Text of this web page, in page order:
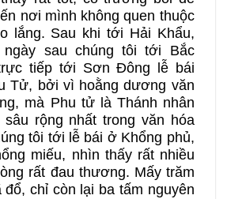
nơi mình không quen thuộc
lắng. Sau khi tới Hải Khẩu,
sau chúng tôi tới Bắc
tiếp tới Sơn Đông lễ bái
Tử, bởi vì hoằng dương văn
mà Phu tử là Thánh nhân
rộng nhất trong văn hóa
tôi tới lễ bái ở Khổng phủ,
miếu, nhìn thấy rất nhiều
rất đau thương. Mấy trăm
đổ, chỉ còn lại ba tấm nguyên